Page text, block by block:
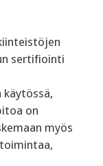
sertifiointi
on
myös